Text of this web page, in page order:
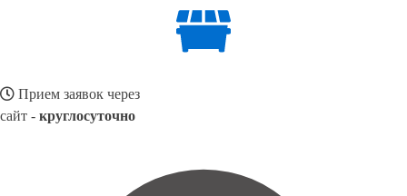
Прием заявок через
сайт - круглосуточно